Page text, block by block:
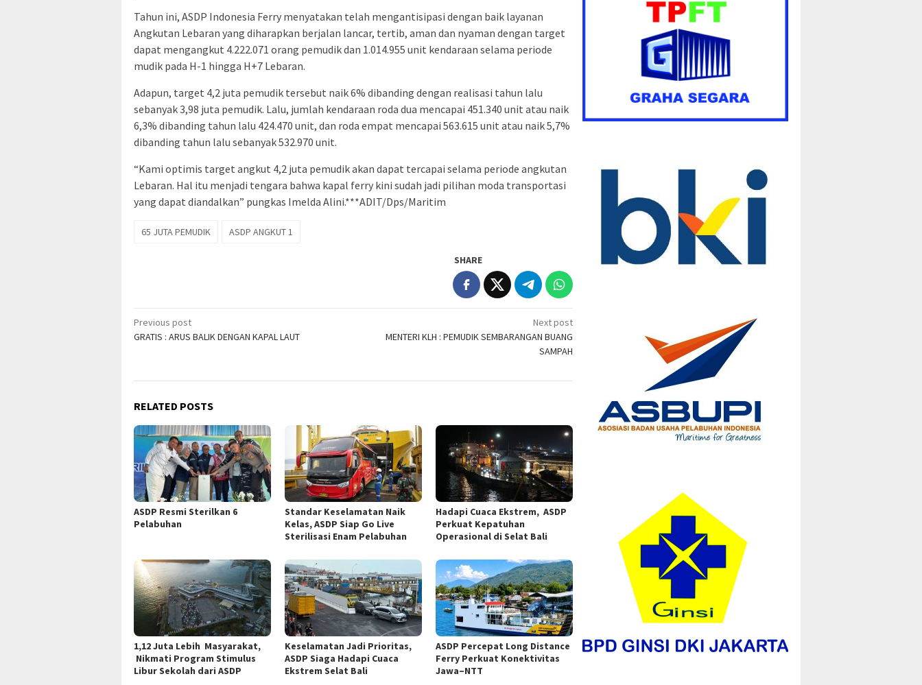
Tahun ini, ASDP Indonesia Ferry menyatakan telah mengantisipasi dengan baik layanan
Angkutan Lebaran yang diharapkan berjalan lancar, tertib, aman dan nyaman dengan target
dapat mengangkut 4.222.071 orang pemudik dan 1.014.955 unit kendaraan selama periode
mudik pada H-1 hingga H+7 Lebaran.
Adapun, target 4,2 juta pemudik tersebut naik 6% dibanding dengan realisasi tahun lalu
sebanyak 3,98 juta pemudik. Lalu, jumlah kendaraan roda dua mencapai 451.340 unit atau naik
6,3% dibanding tahun lalu 424.470 unit, dan roda empat mencapai 563.615 unit atau naik 5,7%
dibanding tahun lalu sebanyak 532.970 unit.
“Kami optimis target angkut 4,2 juta pemudik akan dapat tercapai selama periode angkutan
Lebaran. Hal itu menjadi tengara bahwa kapal ferry kini sudah jadi pilihan moda transportasi
yang dapat diandalkan” pungkas Imelda Alini.***ADIT/Dps/Maritim
65 JUTA PEMUDIK ASDP ANGKUT 1
SHARE
Post
navigation
Previous post
GRATIS : ARUS BALIK DENGAN KAPAL LAUT
Next post
MENTERI KLH : PEMUDIK SEMBARANGAN BUANG
SAMPAH
RELATED POSTS
ASDP Resmi Sterilkan 6
Pelabuhan
Standar Keselamatan Naik
Kelas, ASDP Siap Go Live
Sterilisasi Enam Pelabuhan
Hadapi Cuaca Ekstrem, ASDP
Perkuat Kepatuhan
Operasional di Selat Bali
1,12 Juta Lebih Masyarakat,
Nikmati Program Stimulus
Libur Sekolah dari ASDP
Keselamatan Jadi Prioritas,
ASDP Siaga Hadapi Cuaca
Ekstrem Selat Bali
ASDP Percepat Long Distance
Ferry Perkuat Konektivitas
Jawa–NTT